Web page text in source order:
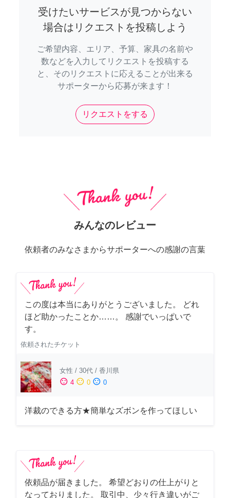
受けたいサービスが見つからない
場合はリクエストを投稿しよう
ご希望内容、エリア、予算、家具の名前や
数などを入力してリクエストを投稿する
と、そのリクエストに応えることが出来る
サポーターから応募が来ます！
リクエストをする
みんなのレビュー
依頼者のみなさまからサポーターへの感謝の言葉
この度は本当にありがとうございました。 どれ
ほど助かったことか……。 感謝でいっぱいで
す。
依頼されたチケット
女性 / 30代 / 香川県
sentiment_satisfied 4 sentiment_neutral 0 sentiment_dissatisfied 0
洋裁のできる方★簡単なズボンを作ってほしい
依頼品が届きました。 希望どおりの仕上がりと
なっておりました。 取引中、少々行き違いがご